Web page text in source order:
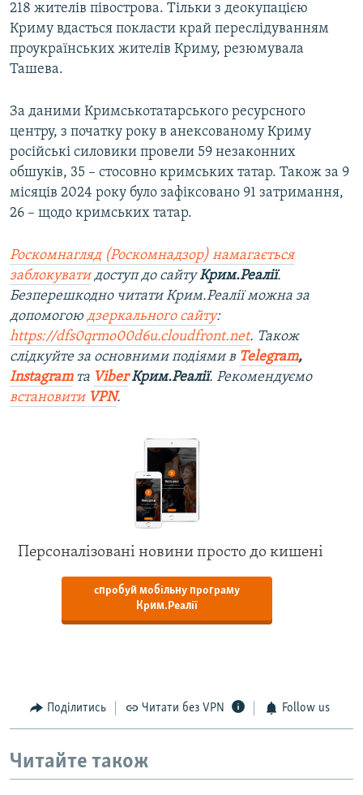
218 жителів півострова. Тільки з деокупацією
Криму вдасться покласти край переслідуванням
проукраїнських жителів Криму, резюмувала
Ташева.
За даними Кримськотатарського ресурсного
центру, з початку року в анексованому Криму
російські силовики провели 59 незаконних
обшуків, 35 – стосовно кримських татар. Також за 9
місяців 2024 року було зафіксовано 91 затримання,
26 – щодо кримських татар.
Роскомнагляд (Роскомнадзор) намагається
заблокуватидоступ до сайтуКрим.Реалії.
Безперешкодно читати Крим.Реалії можна за
допомогою дзеркального сайту:
https://dfs0qrmo00d6u.cloudfront.net. Також
слідкуйте за основними подіями в Telegram,
Instagramта ViberКрим.Реалії. Рекомендуємо
встановити VPN.
Персоналізовані новини просто до кишені
спробуй мобільну програму
Крим.Реалії
Поділитись Читати без VPN Follow us
Читайте також